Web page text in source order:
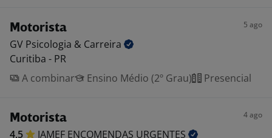
Motorista 5 ago
GV Psicologia & Carreira
Curitiba - PR
A combinar
Ensino Médio (2º Grau) Presencial
Motorista 4 ago
4,5 JAMEF ENCOMENDAS URGENTES